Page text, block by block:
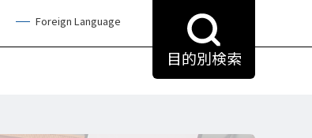
Foreign Language
目的別検索